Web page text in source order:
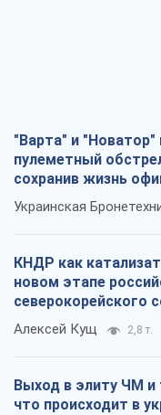
"Варта" и
пулеметный
сохранив жизнь
Украинская
КНДР как
новом этапе
северокорейского
Алексей Кущ 2,8 т.
Выход в элиту ЧМ
что происходит в